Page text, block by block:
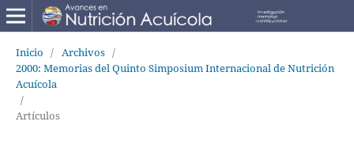
Inicio / Archivos /
2000: Memorias del Quinto Simposium Internacional de Nutrición
Acuícola
/
Artículos